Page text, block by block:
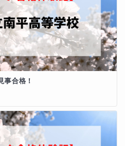
気力が出ず、そのまま夏休み
まいました。
ようやく気力と体力の回復の
しずつ勉強を再開することが
強を頑張りました。
信と経験のおかげか、次第
もに勉強への熱も上昇して
の希望
を希望
丁寧さ
事合格！